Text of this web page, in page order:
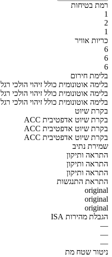
רמת בטיחות
1
2
1
כריות אוויר
6
6
6
בלימת חירום
AEB בלימה אוטונומית כולל זיהוי הולכי רגל
AEB בלימה אוטונומית כולל זיהוי הולכי רגל
AEB בלימה אוטונומית כולל זיהוי הולכי רגל
בקרת שיוט
ACC בקרת שיוט אדפטיבית
ACC בקרת שיוט אדפטיבית
ACC בקרת שיוט אדפטיבית
שמירת נתיב
התראה ותיקון
התראה ותיקון
התראה ותיקון
התראת התנגשות
original
original
original
הגבלת מהירות ISA
—
—
—
ניטור שטח מת